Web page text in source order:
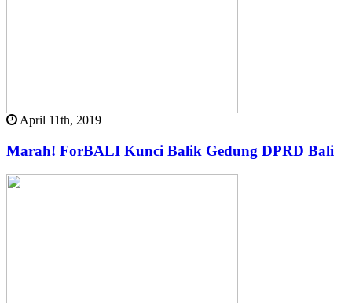
April 11th, 2019
Marah! ForBALI Kunci Balik Gedung DPRD Bali